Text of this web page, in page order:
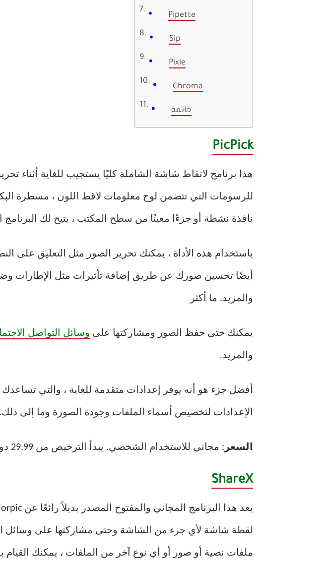
Pipette
Sip
Pixie
Chroma
خاتمة
PicPick
هذا برنامج لاتقاط شاشة الشاملة كليًا يستجيب للغاية أثناء
للرسومات التي تتضمن لوح معلومات لاقط اللون ، مسطرة
نافذة نشطة أو جزءًا معينًا من سطح المكتب ، يتيح لك
باستخدام هذه الأداة ، يمكنك تحرير الصور مثل التعليق على
أيضًا تحسين صورك عن طريق إضافة تأثيرات مثل الإطارات
والمزيد. ما أكثر
يمكنك حتى حفظ الصور ومشاركتها على وسائل التواصل
والمزيد.
أفضل جزء هو أنه يوفر إعدادات متقدمة للغاية ، والتي
الإعدادات لتخصيص أسماء الملفات وجودة الصورة وما إلى ذلك.
السعر : مجاني للاستخدام الشخصي. يبدأ الترخيص من 29.99 دولارًا لمستخدم واحد.
ShareX
لقطة شاشة لأي جزء من الشاشة وحتى مشاركتها على وسائل